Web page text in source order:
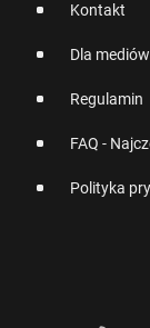
Kontakt
Dla mediów
Regulamin